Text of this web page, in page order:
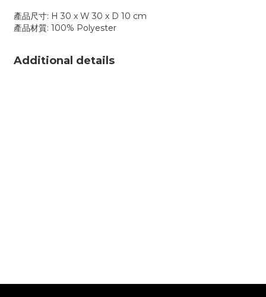
產品尺寸: H 30 x W 30 x D 10 cm
產品材質: 100% Polyester
Additional details